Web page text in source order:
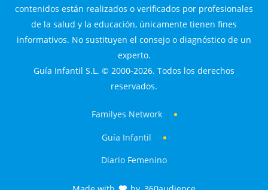
contenidos están realizados o verificados por profesionales
de la salud y la educación, únicamente tienen fines
informativos. No sustituyen el consejo o diagnóstico de un
experto.
Guía Infantil S.L. © 2000-2026. Todos los derechos
reservados.
Familyes Network
Guía Infantil
Diario Femenino